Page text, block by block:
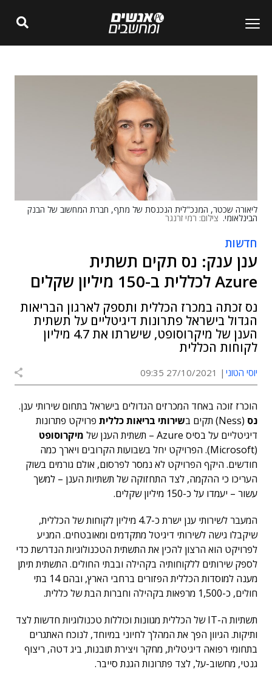
ליאורה שכטר, המנכ"לית הנכנסת של מתף, חברת המחשוב של הבנק
הבינלאומי. צילום: רמי זרנגר
חדשות
ענן ענק: נס תקים תשתית
Azure לכללית ב-150 מיליון שקלים
נס זכתה במכרז הכללית ותספק לארגון הבריאות
הגדול בישראל פתרונות דיגיטליים על תשתית
הענן של מיקרוסופט, שישרתו את 4.7 מיליון
לקוחות הכללית
יוסי הטוני 27/10/2021 09:35
הוכרז זוכה באחד המכרזים הגדולים בישראל בתחום שירותי ענן.
נס (Ness) תקים ב שירותי בריאות כללית פרויקט פתרונות
דיגיטליים על בסיס Azure – תשתית הענן של
מיקרוסופט
(Microsoft). הפרויקט יחל בשבועות הקרובים ויארך כמה
חודשים. היקף הפרויקט לא נמסר לפרסום, אולם גורמים בשוק
העריכו כי ההקמה, לצד התחזוקה של תשתיות הענן – למשך
עשור – יעמדו על כ-150 מיליון שקלים.
המעבר לשירותי ענן ישרת כ-4.7 מיליון לקוחות של הכללית,
שיקבלו גישה לשירותי דיגיטל מתקדמים ומאובטחים. המניע
לפרויקט הוא הרצון להכין את התשתית הטכנולוגיות הנדרשת כדי
לספק שירותים ללקוחותיה בקהילה ובבתי החולים. התשתית תיתן
מענה למוסדות הכללית הפזורים ברחבי הארץ, ובהם 14 בתי
חולים, כ-1,500 מרפאות בקהילה וחברות הבת של כללית.
תשתיות ה-IT של הכללית מגוונות וכוללות טכנולוגיות חדשות לצד
ותיקות. הגיוון הפך את המהלך לחיוני במיוחד, לנוכח האתגרים
בתחומי רפואה דיגיטלית, מחקר ויצירת תובנות, ביג דטה, ריצוף
גנטי, מחשוב-על, לצד פתרונות הגנת סייבר.